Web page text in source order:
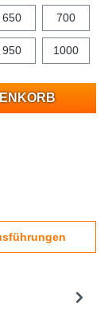
650 700
950 1000